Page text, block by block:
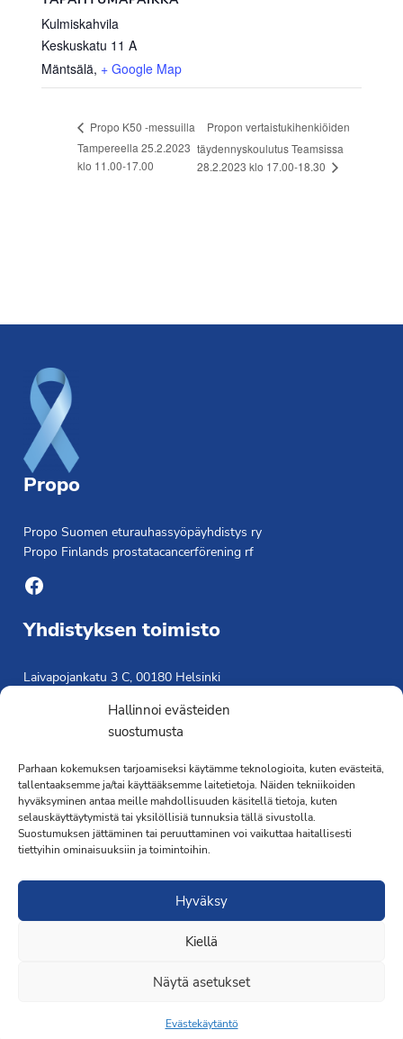
Hallinnoi evästeiden
suostumusta
Parhaan kokemuksen tarjoamiseksi käytämme teknologioita, kuten evästeitä,
tallentaaksemme ja/tai käyttääksemme laitetietoja. Näiden tekniikoiden
hyväksyminen antaa meille mahdollisuuden käsitellä tietoja, kuten
selauskäyttäytymistä tai yksilöllisiä tunnuksia tällä sivustolla.
Suostumuksen jättäminen tai peruuttaminen voi vaikuttaa haitallisesti
tiettyihin ominaisuuksiin ja toimintoihin.
Hyväksy
Kiellä
Näytä asetukset
Evästekäytäntö
Kulmiskahvila
Keskuskatu 11 A
Mäntsälä, + Google Map
Propo K50 -messuilla
Tampereella 25.2.2023
klo 11.00-17.00
Propon vertaistukihenkiöiden
täydennyskoulutus Teamsissa
28.2.2023 klo 17.00-18.30
Propo
Propo Suomen eturauhassyöpäyhdistys ry
Propo Finlands prostatacancerförening rf
Liity jäseneksi
Facebook
Yhdistyksen toimisto
Laivapojankatu 3 C, 00180 Helsinki
Saavutettavuusseloste »
Toiminnanjohtaja
Kimmo Järvinen
Terveydenhoitaja
041 501 4176
·Toteutus ja ylläpitoMMD Networks